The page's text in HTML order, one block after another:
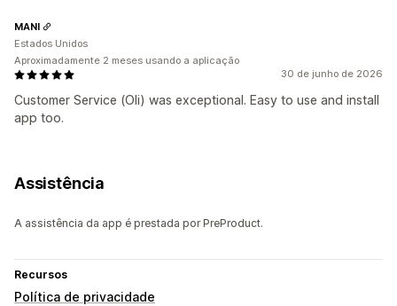
30 de junho de 2026
Customer Service (Oli) was exceptional. Easy to use and install
app too.
MANI
Estados Unidos
Aproximadamente 2 meses usando a aplicação
Assistência
A assistência da app é prestada por PreProduct.
Recursos
Política de privacidade